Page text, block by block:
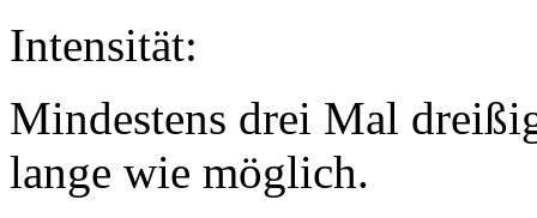
Intensität:
Mindestens drei Mal
lange wie möglich.